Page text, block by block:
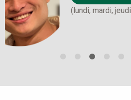
(lundi, mardi, jeudi, vendredi)